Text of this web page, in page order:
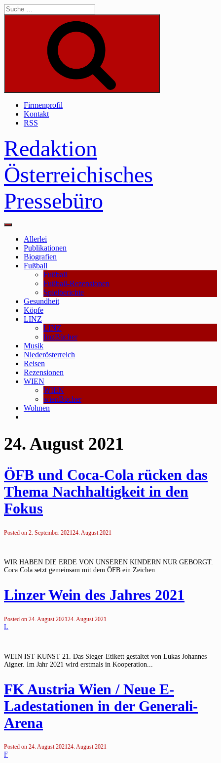
Skip
to
Suche
Firmenprofil
Kontakt
RSS
Redaktion
Österreichisches
Pressebüro
Main
Allerlei
Publikationen
Biografien
Fußball
Fußball
Fußball-Rezensionen
Spielberichte
Gesundheit
Köpfe
LINZ
LINZ
linzBücher
Musik
Niederösterreich
Reisen
Rezensionen
WIEN
WIEN
wienBücher
Wohnen
24. August 2021
ÖFB und Coca-Cola rücken das
Thema Nachhaltigkeit in den
Fokus
Posted on 2. September 202124. August 2021
WIR HABEN DIE ERDE VON UNSEREN KINDERN NUR GEBORGT.
Coca Cola setzt gemeinsam mit dem ÖFB ein Zeichen...
Linzer Wein des Jahres 2021
Posted on 24. August 202124. August 2021
L
WEIN IST KUNST 21. Das Sieger-Etikett gestaltet von Lukas Johannes
Aigner. Im Jahr 2021 wird erstmals in Kooperation...
FK Austria Wien / Neue E-
Ladestationen in der Generali-
Arena
Posted on 24. August 202124. August 2021
F